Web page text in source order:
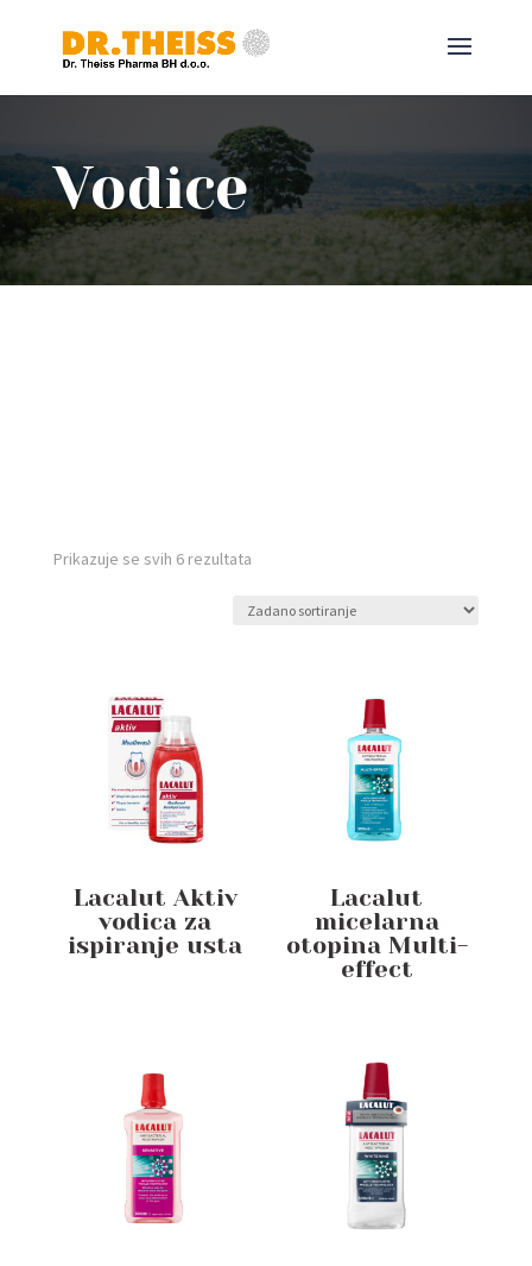
Vodice
Prikazuje se svih 6 rezultata
Lacalut Aktiv
vodica za
ispiranje usta
Lacalut
micelarna
otopina Multi-
effect